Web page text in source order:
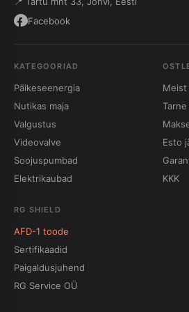
Facebook
KATEGOORIAD
Päikeseenergia
Nutikas maja
Valgustus
Videovalve
Soojuspumbad
Elektrikaubad
Meist
Esto
KKK
RG SHIELD
AFD-1 toode
Sertifikaadid
Paigaldusjuhend
RG Service OÜ